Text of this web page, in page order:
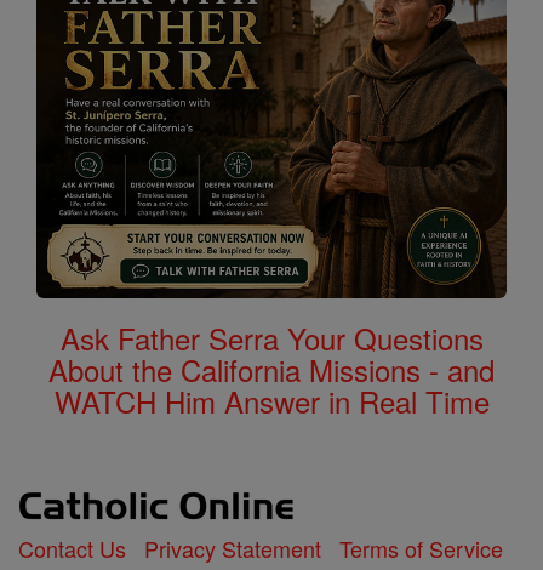
Ask Father Serra Your Questions
About the California Missions - and
WATCH Him Answer in Real Time
Contact Us Privacy Statement Terms of Service